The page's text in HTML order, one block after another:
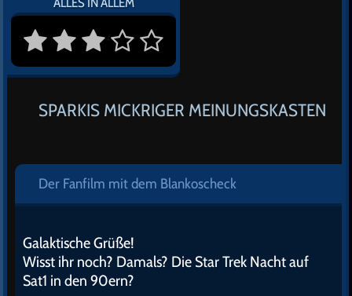
SPARKIS MICKRIGER MEINUNGSKASTEN
Der Fanfilm mit dem Blankoscheck
Galaktische Grüße!
Wisst ihr noch? Damals? Die Star Trek Nacht auf
Sat1 in den 90ern?